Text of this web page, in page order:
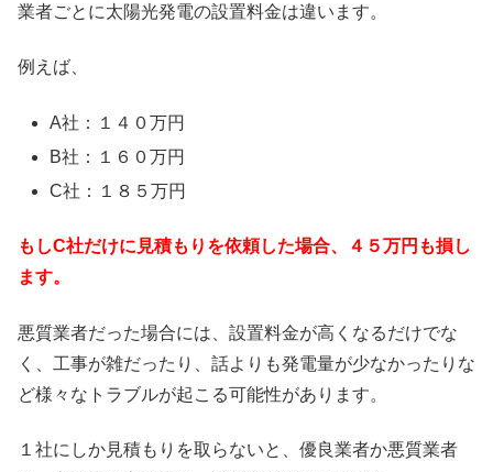
業者ごとに太陽光発電の設置料金は違います。
例えば、
A社：１４０万円
B社：１６０万円
C社：１８５万円
もしC社だけに見積もりを依頼した場合、４５万円も損し
ます。
悪質業者だった場合には、設置料金が高くなるだけでな
く、工事が雑だったり、話よりも発電量が少なかったりな
ど様々なトラブルが起こる可能性があります。
１社にしか見積もりを取らないと、優良業者か悪質業者